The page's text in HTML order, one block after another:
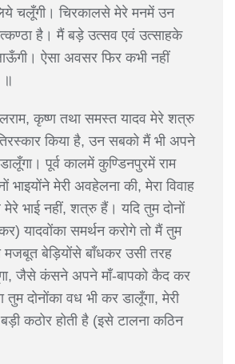
चलूँगी। चिरकालसे मेरे मनमें उन
है। मैं बड़े उत्सव एवं उत्साहके
ऐसा अवसर फिर कभी नहीं
॥
कृष्ण तथा समस्त यादव मेरे शत्रु
किया है, उन सबको मैं भी अपने
डालूँगा। पूर्व कालमें कुण्डिनपुरमें राम
भाइयोंने मेरी अवहेलना की, मेरा विवाह
मेरे भाई नहीं, शत्रु हैं। यदि तुम दोनों
यादवोंका समर्थन करोगे तो मैं तुम
मजबूत बेड़ियोंसे बाँधकर उसी तरह
जैसे कंसने अपने माँ-बापको कैद कर
तुम दोनोंका वध भी कर डालूँगा, मेरी
कठोर होती है (इसे टालना कठिन